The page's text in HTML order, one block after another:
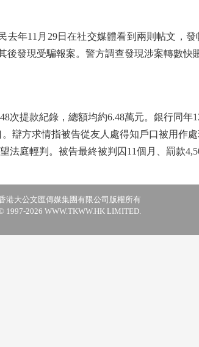
11月29日在社交媒體看到兩則帖文，發
發現受騙報案。警方調查發現涉案轉數快
提款紀錄，總額均約6.48萬元。銀行同年
辯方求情指被告從友人處得知戶口被用作
庭輕判。被告最終被判囚11個月、罰款
港大公文匯傳媒集團有限公司版權所有
1997-2026 WWW.TKWW.HK LIMITED.